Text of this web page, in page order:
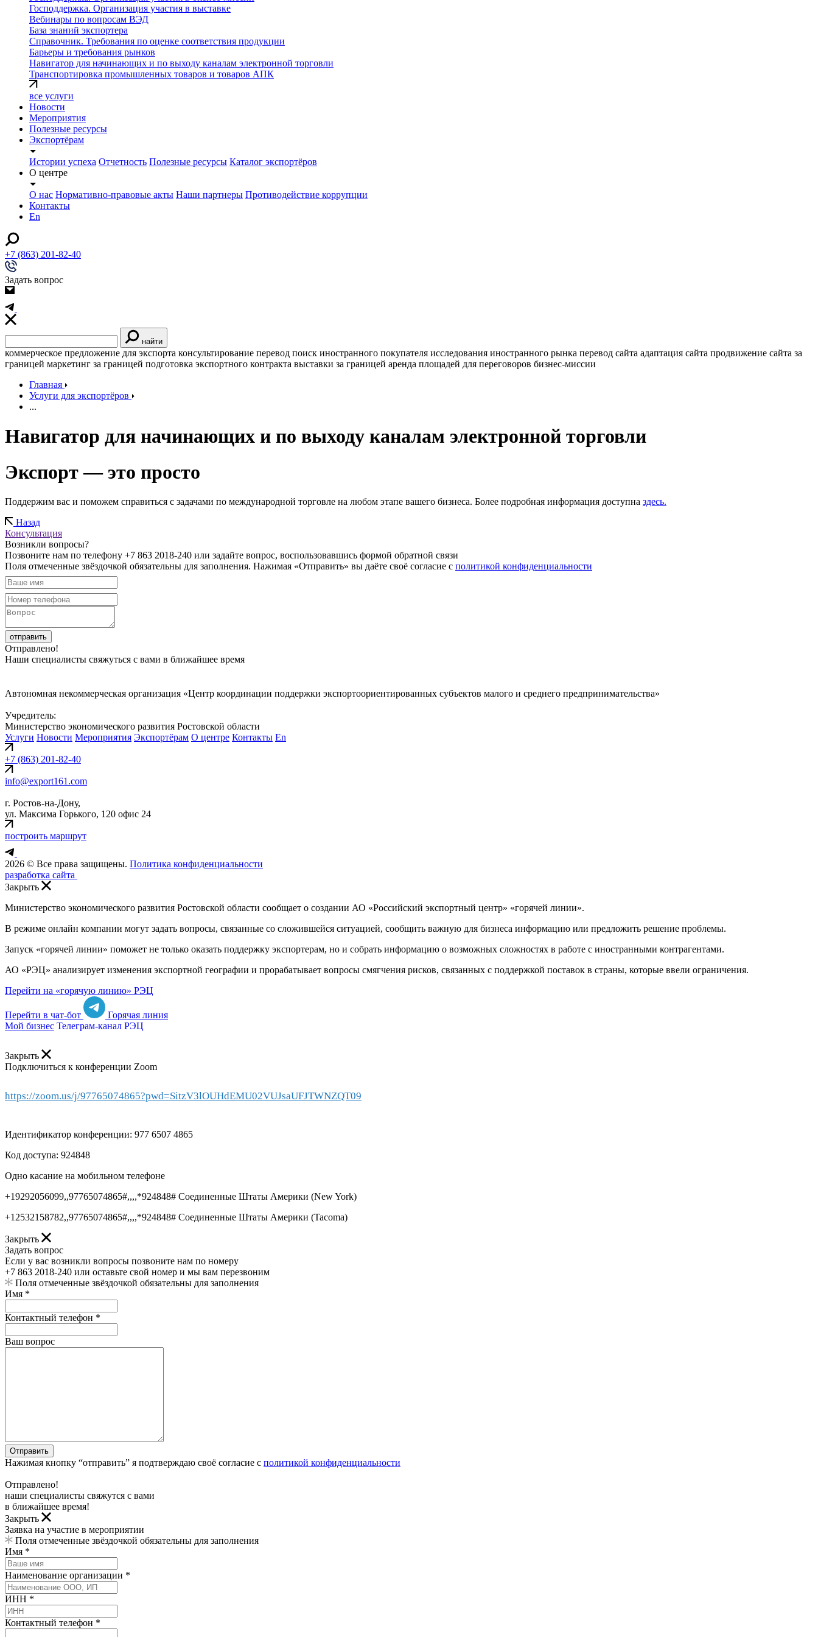
Господдержка. Организация участия в выставке
Вебинары по вопросам ВЭД
База знаний экспортера
Справочник. Требования по оценке соответствия продукции
Барьеры и требования рынков
Навигатор для начинающих и по выходу каналам электронной торговли
Транспортировка промышленных товаров и товаров АПК
все услуги
Новости
Мероприятия
Полезные ресурсы
Экспортёрам
Истории успеха Отчетность Полезные ресурсы Каталог экспортёров
О центре
О нас Нормативно-правовые акты Наши партнеры Противодействие коррупции
Контакты
En
+7 (863) 201-82-40
Задать вопрос
найти
коммерческое предложение для экспорта консультирование перевод поиск иностранного покупателя исследования иностранного рынка перевод сайта адаптация сайта продвижение сайта за
границей маркетинг за границей подготовка экспортного контракта выставки за границей аренда площадей для переговоров бизнес-миссии
Главная
Услуги для экспортёров
...
Навигатор для начинающих и по выходу каналам электронной торговли
Экспорт — это просто
Поддержим вас и поможем справиться с задачами по международной торговле на любом этапе вашего бизнеса. Более подробная информация доступна здесь.
Назад
Консультация
Возникли вопросы?
Позвоните нам по телефону +7 863 2018-240 или задайте вопрос, воспользовавшись формой обратной связи
Поля отмеченные звёздочкой обязательны для заполнения. Нажимая «Отправить» вы даёте своё согласие с политикой конфиденциальности
отправить
Отправлено!
Наши специалисты свяжуться с вами в ближайшее время
Автономная некоммерческая организация «Центр координации поддержки экспортоориентированных субъектов малого и среднего предпринимательства»
Учредитель:
Министерство экономического развития Ростовской области
Услуги Новости Мероприятия Экспортёрам О центре Контакты En
+7 (863) 201-82-40
info@export161.com
г. Ростов-на-Дону,
ул. Максима Горького, 120 офис 24
построить маршрут
2026 © Все права защищены. Политика конфиденциальности
разработка сайта
Закрыть
Министерство экономического развития Ростовской области сообщает о создании АО «Российский экспортный центр» «горячей линии».
В режиме онлайн компании могут задать вопросы, связанные со сложившейся ситуацией, сообщить важную для бизнеса информацию или предложить решение проблемы.
Запуск «горячей линии» поможет не только оказать поддержку экспортерам, но и собрать информацию о возможных сложностях в работе с иностранными контрагентами.
АО «РЭЦ» анализирует изменения экспортной географии и прорабатывает вопросы смягчения рисков, связанных с поддержкой поставок в страны, которые ввели ограничения.
Перейти на «горячую линию» РЭЦ
Перейти в чат-бот
Горячая линия
Мой бизнес Телеграм-канал РЭЦ
Закрыть
Подключиться к конференции Zoom
https://zoom.us/j/97765074865?pwd=SitzV3lOUHdEMU02VUJsaUFJTWNZQT09
Идентификатор конференции: 977 6507 4865
Код доступа: 924848
Одно касание на мобильном телефоне
+19292056099,,97765074865#,,,,*924848# Соединенные Штаты Америки (New York)
+12532158782,,97765074865#,,,,*924848# Соединенные Штаты Америки (Tacoma)
Закрыть
Задать вопрос
Если у вас возникли вопросы позвоните нам по номеру
+7 863 2018-240 или оставьте свой номер и мы вам перезвоним
Поля отмеченные звёздочкой обязательны для заполнения
Имя *
Контактный телефон *
Ваш вопрос
Отправить
Нажимая кнопку “отправить” я подтверждаю своё согласие с политикой конфиденциальности
Отправлено!
наши специалисты свяжутся с вами
в ближайшее время!
Закрыть
Заявка на участие в мероприятии
Поля отмеченные звёздочкой обязательны для заполнения
Имя *
Наименование организации *
ИНН *
Контактный телефон *